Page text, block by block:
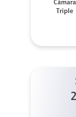
Cámara
Triple